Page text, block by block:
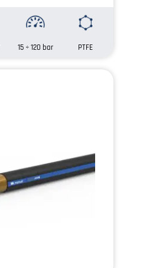
15 ÷ 120 bar PTFE